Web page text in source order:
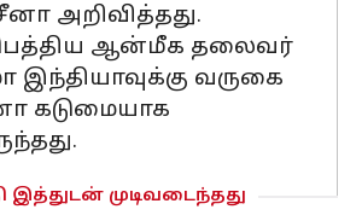
அறிவித்தது.
ஆன்மீக தலைவர்
இந்தியாவுக்கு வருகை
கடுமையாக
இத்துடன் முடிவடைந்தது